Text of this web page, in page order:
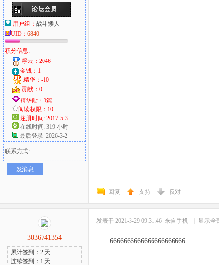
用户组： 战斗矮人
UID： 6840
积分信息:
浮云：2046
金钱：1
精华：-10
贡献：0
精华贴：0篇
阅读权限：10
注册时间: 2017-5-3
在线时间: 319 小时
最后登录: 2026-3-2
联系方式:
发消息
回复 支持 反对
3036741354
累计签到：2 天
连续签到：1 天
发表于 2021-3-29 09:31:46 来自手机 显示全
6666666666666666666666